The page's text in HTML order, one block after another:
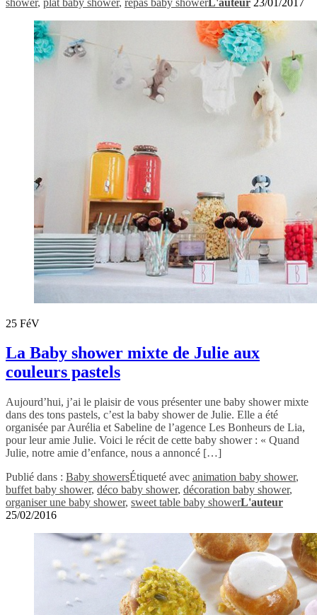
25 FéV
La Baby shower mixte de Julie aux
couleurs pastels
Aujourd’hui, j’ai le plaisir de vous présenter une baby shower mixte
dans des tons pastels, c’est la baby shower de Julie. Elle a été
organisée par Aurélia et Sabeline de l’agence Les Bonheurs de Lia,
pour leur amie Julie. Voici le récit de cette baby shower : « Quand
Julie, notre amie d’enfance, nous a annoncé […]
Publié dans : Baby showersÉtiqueté avec animation baby shower,
buffet baby shower, déco baby shower, décoration baby shower,
organiser une baby shower, sweet table baby showerL'auteur
25/02/2016